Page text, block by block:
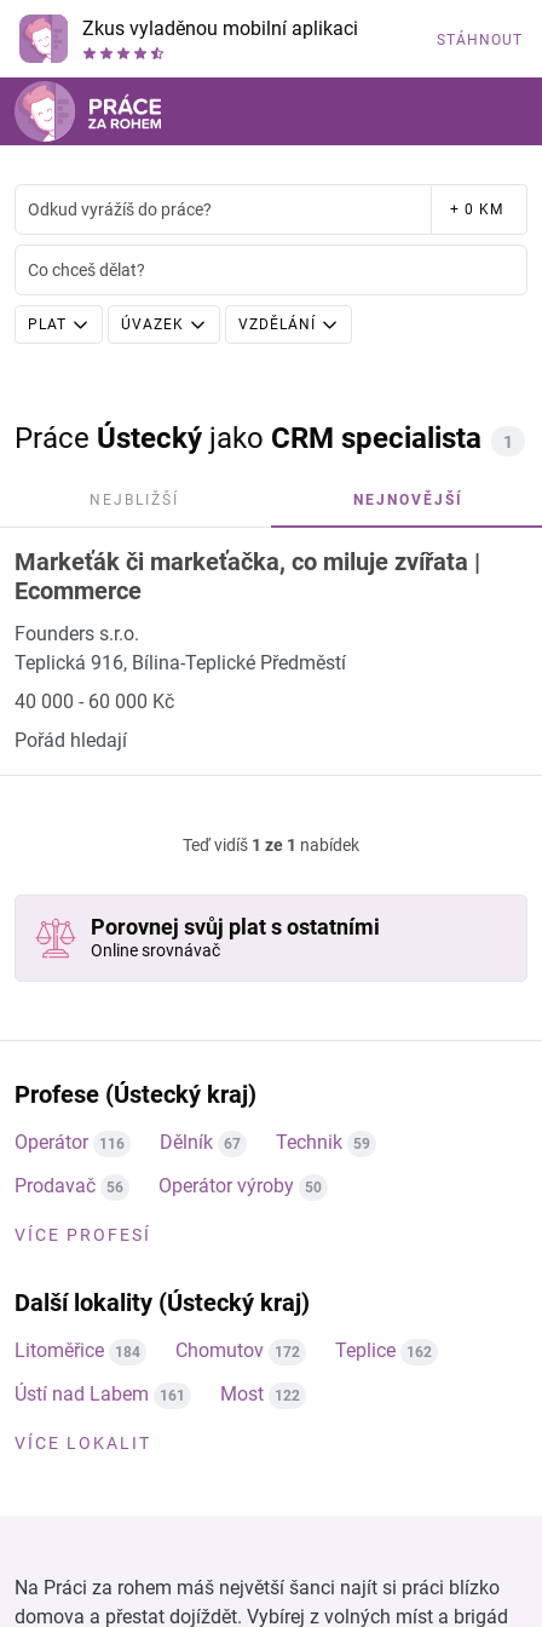
Zkus vyladěnou mobilní aplikaci STÁHNOUT
Odkud vyrážíš do práce? + 0 KM
Co chceš dělat?
PLAT ÚVAZEK VZDĚLÁNÍ
Práce Ústecký jako CRM specialista 1
NEJBLIŽŠÍ NEJNOVĚJŠÍ
Markeťák či markeťačka, co miluje zvířata |
Ecommerce
Founders s.r.o.
Teplická 916, Bílina-Teplické Předměstí
40 000 - 60 000 Kč
Pořád hledají
Teď vidíš 1 ze 1 nabídek
Porovnej svůj plat s ostatními
Online srovnávač
Profese (Ústecký kraj)
Operátor 116 Dělník 67 Technik 59
Prodavač 56 Operátor výroby 50
VÍCE PROFESÍ
Další lokality (Ústecký kraj)
Litoměřice 184 Chomutov 172 Teplice 162
Ústí nad Labem 161 Most 122
VÍCE LOKALIT
Na Práci za rohem máš největší šanci najít si práci blízko
domova a přestat dojíždět. Vybírej z volných míst a brigád